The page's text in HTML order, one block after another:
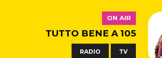
ON AIR
TUTTO BENE A 105
RADIO TV